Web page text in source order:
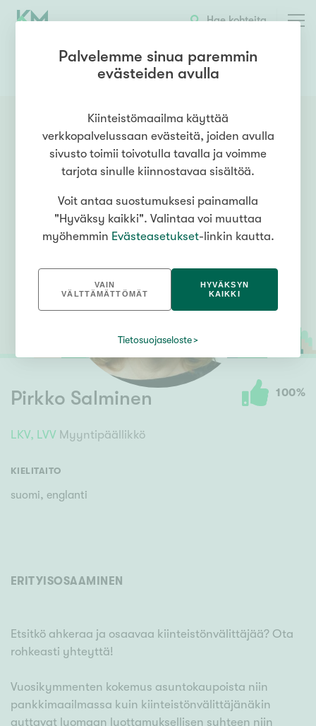
Hae kohteita
0401433244 OTA YHTEYTTÄ
Pirkko Salminen 100%
LKV, LVV Myyntipäällikkö
KIELITAITO
suomi, englanti
ERITYISOSAAMINEN
Etsitkö ahkeraa ja osaavaa kiinteistönvälittäjää? Ota
rohkeasti yhteyttä!
Vuosikymmenten kokemus asuntokaupoista niin
pankkimaailmassa kuin kiinteistönvälittäjänäkin
auttavat luomaan luottamuksellisen suhteen niin
Palvelemme sinua paremmin
evästeiden avulla
Kiinteistömaailma käyttää
verkkopalvelussaan evästeitä, joiden avulla
sivusto toimii toivotulla tavalla ja voimme
tarjota sinulle kiinnostavaa sisältöä.
Voit antaa suostumuksesi painamalla
"Hyväksy kaikki". Valintaa voi muuttaa
myöhemmin Evästeasetukset-linkin kautta.
VAIN
VÄLTTÄMÄTTÖMÄT
HYVÄKSYN
KAIKKI
Tietosuojaseloste